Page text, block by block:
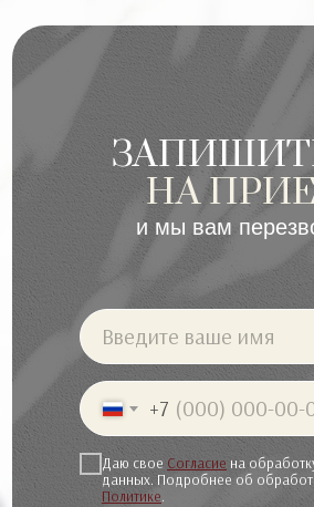
НА
и мы вам
Введите ваше имя
+7
Даю свое Согласие на
данных. Подробнее об
Политике